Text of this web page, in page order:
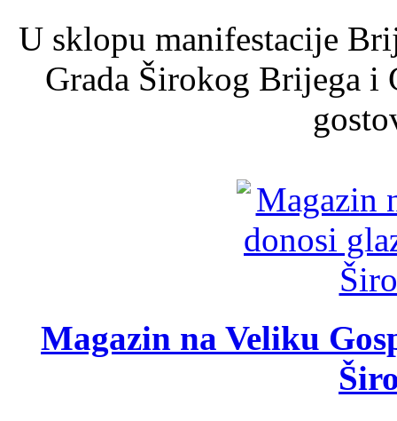
U sklopu manifestacije
Grada Širokog Brijega
Magazin na Veliku